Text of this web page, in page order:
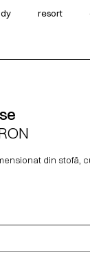
resort
din stofă,